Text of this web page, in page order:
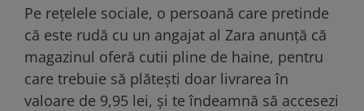
Pe rețelele sociale, o persoană care pretinde
că este rudă cu un angajat al Zara anunță că
magazinul oferă cutii pline de haine, pentru
care trebuie să plătești doar livrarea în
valoare de 9,95 lei, și te îndeamnă să accesezi